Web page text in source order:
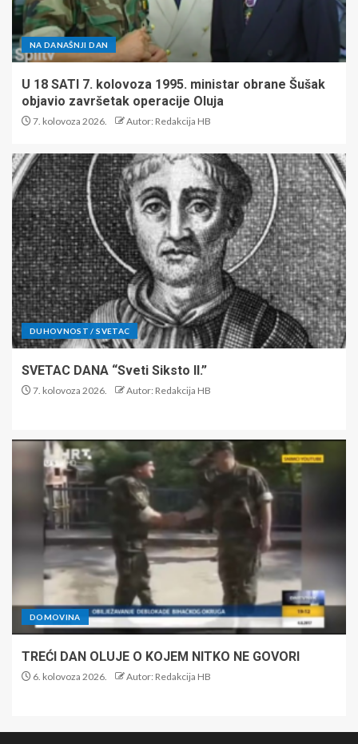
NA DANAŠNJI DAN
U 18 SATI 7. kolovoza 1995. ministar obrane Šušak
objavio završetak operacije Oluja
7. kolovoza 2026. Autor: Redakcija HB
DUHOVNOST / SVETAC
SVETAC DANA “Sveti Siksto II.”
7. kolovoza 2026. Autor: Redakcija HB
DOMOVINA
TREĆI DAN OLUJE O KOJEM NITKO NE GOVORI
6. kolovoza 2026. Autor: Redakcija HB